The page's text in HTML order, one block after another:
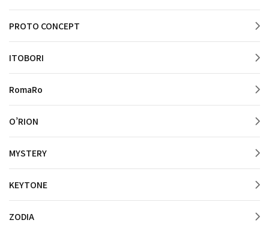
PROTO CONCEPT
ITOBORI
RomaRo
O’RION
MYSTERY
KEYTONE
ZODIA